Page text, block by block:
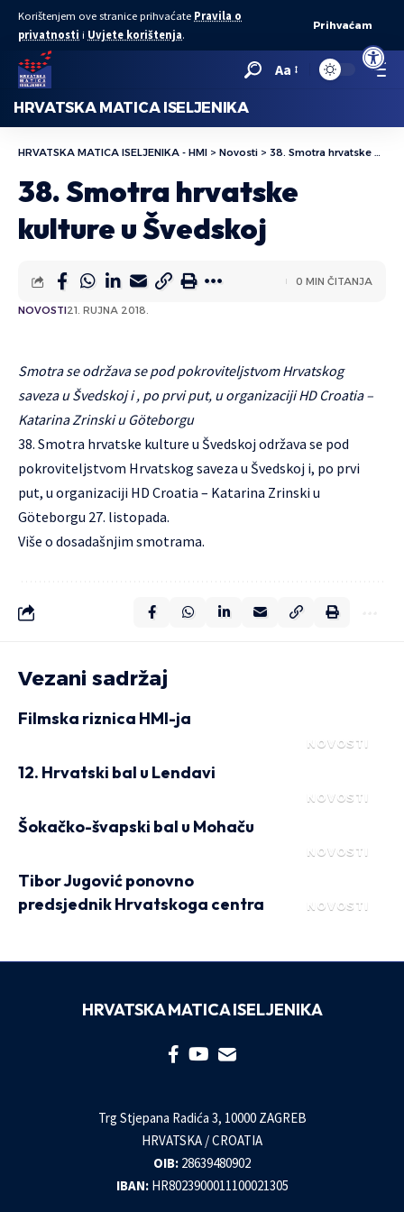
Korištenjem ove stranice prihvaćate Pravila o
privatnosti i Uvjete korištenja.
Prihvaćam
Aa
HRVATSKA MATICA ISELJENIKA
HRVATSKA MATICA ISELJENIKA - HMI > Novosti > 38. Smotra hrvatske kulture u Švedskoj
38. Smotra hrvatske
kulture u Švedskoj
NOVOSTI21. RUJNA 2018.
0 MIN ČITANJA
Smotra se održava se pod pokroviteljstvom Hrvatskog
saveza u Švedskoj i , po prvi put, u organizaciji HD Croatia –
Katarina Zrinski u Göteborgu
38. Smotra hrvatske kulture u Švedskoj održava se pod
pokroviteljstvom Hrvatskog saveza u Švedskoj i, po prvi
put, u organizaciji HD Croatia – Katarina Zrinskiu
Göteborgu 27. listopada.
Više o dosadašnjim smotrama.
Vezani sadržaj
NOVOSTI
Filmska riznica HMI-ja
NOVOSTI
12. Hrvatski bal u Lendavi
NOVOSTI
Šokačko-švapski bal u Mohaču
NOVOSTI
Tibor Jugović ponovno
predsjednik Hrvatskoga centra
HRVATSKA MATICA ISELJENIKA
Trg Stjepana Radića 3, 10000 ZAGREB
HRVATSKA / CROATIA
OIB: 28639480902
IBAN: HR8023900011100021305
Open